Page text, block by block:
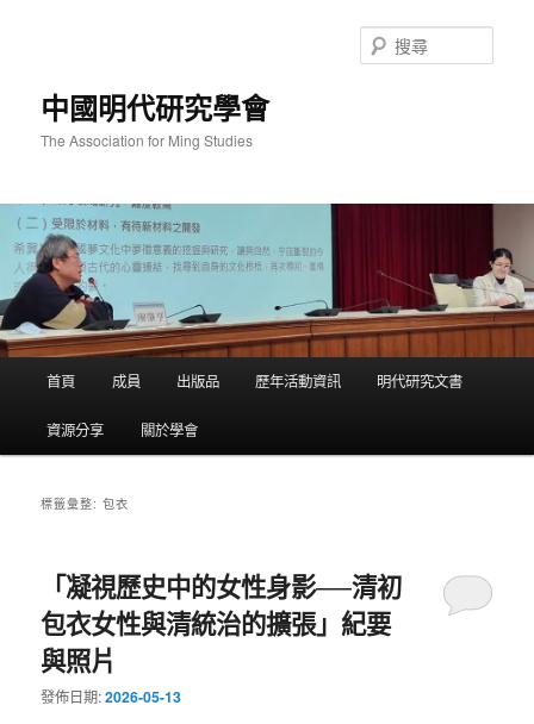
中國明代研究學會
The Association for Ming Studies
尋
首頁 成員 出版品 歷年活動資訊 明代研究文書
資源分享 關於學會
標籤彙整:包衣
「凝視歷史中的女性身影──清初
包衣女性與清統治的擴張」紀要
與照片
發佈日期:2026-05-13